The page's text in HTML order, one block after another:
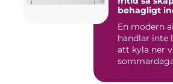
behagligt
En modern
handlar inte
att kyla ner